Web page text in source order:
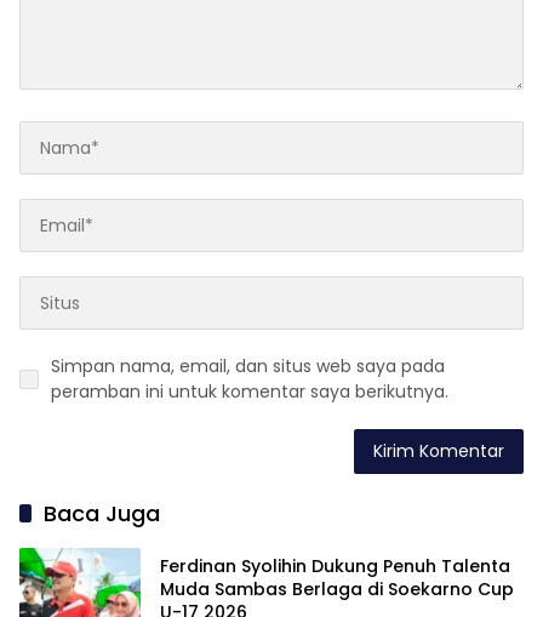
Simpan nama, email, dan situs web saya pada
peramban ini untuk komentar saya berikutnya.
Baca Juga
Ferdinan Syolihin Dukung Penuh Talenta
Muda Sambas Berlaga di Soekarno Cup
U-17 2026